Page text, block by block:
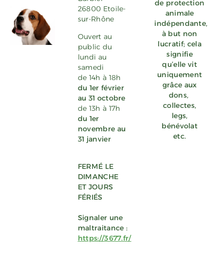
26800 Etoile-
sur-Rhône
Ouvert au
public du
lundi au
samedi
de 14h à 18h
du 1er février
au 31 octobre
de 13h à 17h
du 1er
novembre au
31 janvier
FERMÉ LE
DIMANCHE
ET JOURS
FÉRIÉS
Signaler une
maltraitance :
https://3677.fr/
de protection
animale
indépendante,
à but non
lucratif; cela
signifie
qu’elle vit
uniquement
grâce aux
dons,
collectes,
legs,
bénévolat
etc.